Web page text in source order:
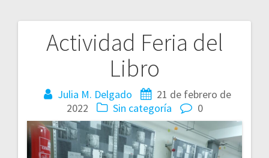
Actividad Feria del
Libro
Julia M. Delgado
21 de febrero de
2022
Sin categoría 0
Navegación
entradas